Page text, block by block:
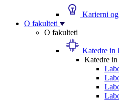
Karierni
O fakulteti
O fakulteti
Katedre in
Katedre